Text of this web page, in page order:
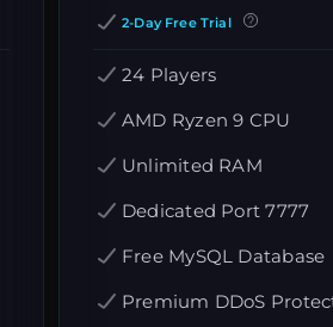
2-Day Free Trial
24 Players
AMD Ryzen 9 CPU
Unlimited RAM
Dedicated Port 7777
Free MySQL Database
Premium DDoS